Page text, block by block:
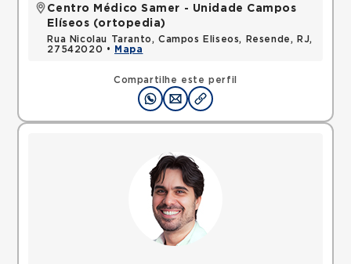
Compartilhe este perfil
Centro Médico Samer - Unidade Campos
Elíseos (ortopedia)
Rua Nicolau Taranto, Campos Eliseos, Resende, RJ,
27542020 •
Mapa